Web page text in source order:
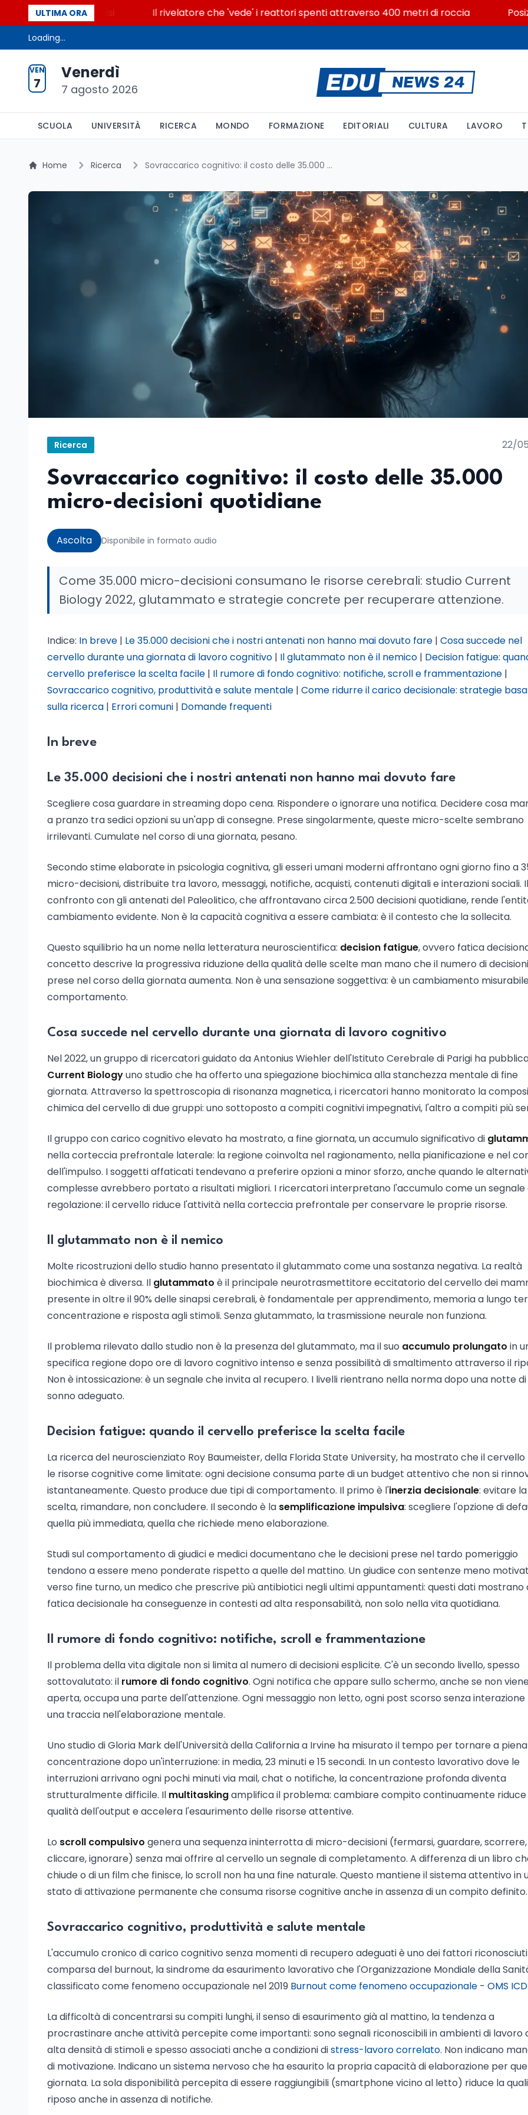
ULTIMA ORA
la glicolisi Il rivelatore che 'vede' i reattori spenti attraverso 400 metri di roccia Posizioni
Loading...
VEN
7
Venerdì
7 agosto 2026
SCUOLA UNIVERSITÀ RICERCA MONDO FORMAZIONE EDITORIALI CULTURA LAVORO
Home Ricerca Sovraccarico cognitivo: il costo delle 35.000 micro-decisioni quotidiane
Ricerca 22/
Sovraccarico cognitivo: il costo delle 35.000
micro-decisioni quotidiane
Ascolta Disponibile in formato audio
Come 35.000 micro-decisioni consumano le risorse cerebrali: studio Current
Biology 2022, glutammato e strategie concrete per recuperare attenzione.
Indice: In breve | Le 35.000 decisioni che i nostri antenati non hanno mai dovuto fare | Cosa succede nel
cervello durante una giornata di lavoro cognitivo | Il glutammato non è il nemico | Decision fatigue:
cervello preferisce la scelta facile | Il rumore di fondo cognitivo: notifiche, scroll e frammentazione |
Sovraccarico cognitivo, produttività e salute mentale | Come ridurre il carico decisionale: strategie
sulla ricerca | Errori comuni | Domande frequenti
In breve
Le 35.000 decisioni che i nostri antenati non hanno mai dovuto fare
Scegliere cosa guardare in streaming dopo cena. Rispondere o ignorare una notifica. Decidere cosa
a pranzo tra sedici opzioni su un'app di consegne. Prese singolarmente, queste micro-scelte sembrano
irrilevanti. Cumulate nel corso di una giornata, pesano.
Secondo stime elaborate in psicologia cognitiva, gli esseri umani moderni affrontano ogni giorno fino a
micro-decisioni, distribuite tra lavoro, messaggi, notifiche, acquisti, contenuti digitali e interazioni sociali. Il
confronto con gli antenati del Paleolitico, che affrontavano circa 2.500 decisioni quotidiane, rende
cambiamento evidente. Non è la capacità cognitiva a essere cambiata: è il contesto che la sollecita.
Questo squilibrio ha un nome nella letteratura neuroscientifica: decision fatigue, ovvero fatica
concetto descrive la progressiva riduzione della qualità delle scelte man mano che il numero di decisioni
prese nel corso della giornata aumenta. Non è una sensazione soggettiva: è un cambiamento
comportamento.
Cosa succede nel cervello durante una giornata di lavoro cognitivo
Nel 2022, un gruppo di ricercatori guidato da Antonius Wiehler dell'Istituto Cerebrale di Parigi ha
Current Biologyuno studio che ha offerto una spiegazione biochimica alla stanchezza mentale di fine
giornata. Attraverso la spettroscopia di risonanza magnetica, i ricercatori hanno monitorato la
chimica del cervello di due gruppi: uno sottoposto a compiti cognitivi impegnativi, l'altro a compiti più
Il gruppo con carico cognitivo elevato ha mostrato, a fine giornata, un accumulo significativo di
nella corteccia prefrontale laterale: la regione coinvolta nel ragionamento, nella pianificazione e nel
dell'impulso. I soggetti affaticati tendevano a preferire opzioni a minor sforzo, anche quando le
complesse avrebbero portato a risultati migliori. I ricercatori interpretano l'accumulo come un segnale
regolazione: il cervello riduce l'attività nella corteccia prefrontale per conservare le proprie risorse.
Il glutammato non è il nemico
Molte ricostruzioni dello studio hanno presentato il glutammato come una sostanza negativa. La realtà
biochimica è diversa. Il glutammato è il principale neurotrasmettitore eccitatorio del cervello dei
presente in oltre il 90% delle sinapsi cerebrali, è fondamentale per apprendimento, memoria a lungo
concentrazione e risposta agli stimoli. Senza glutammato, la trasmissione neurale non funziona.
Il problema rilevato dallo studio non è la presenza del glutammato, ma il suo accumulo prolungato in
specifica regione dopo ore di lavoro cognitivo intenso e senza possibilità di smaltimento attraverso il
Non è intossicazione: è un segnale che invita al recupero. I livelli rientrano nella norma dopo una notte di
sonno adeguato.
Decision fatigue: quando il cervello preferisce la scelta facile
La ricerca del neuroscienziato Roy Baumeister, della Florida State University, ha mostrato che il
le risorse cognitive come limitate: ogni decisione consuma parte di un budget attentivo che non si
istantaneamente. Questo produce due tipi di comportamento. Il primo è l'inerzia decisionale: evitare la
scelta, rimandare, non concludere. Il secondo è la semplificazione impulsiva: scegliere l'opzione di
quella più immediata, quella che richiede meno elaborazione.
Studi sul comportamento di giudici e medici documentano che le decisioni prese nel tardo pomeriggio
tendono a essere meno ponderate rispetto a quelle del mattino. Un giudice con sentenze meno
verso fine turno, un medico che prescrive più antibiotici negli ultimi appuntamenti: questi dati mostrano
fatica decisionale ha conseguenze in contesti ad alta responsabilità, non solo nella vita quotidiana.
Il rumore di fondo cognitivo: notifiche, scroll e frammentazione
Il problema della vita digitale non si limita al numero di decisioni esplicite. C'è un secondo livello, spesso
sottovalutato: il rumore di fondo cognitivo. Ogni notifica che appare sullo schermo, anche se non
aperta, occupa una parte dell'attenzione. Ogni messaggio non letto, ogni post scorso senza interazione
una traccia nell'elaborazione mentale.
Uno studio di Gloria Mark dell'Università della California a Irvine ha misurato il tempo per tornare a piena
concentrazione dopo un'interruzione: in media, 23 minuti e 15 secondi. In un contesto lavorativo dove le
interruzioni arrivano ogni pochi minuti via mail, chat o notifiche, la concentrazione profonda diventa
strutturalmente difficile. Il multitaskingamplifica il problema: cambiare compito continuamente riduce
qualità dell'output e accelera l'esaurimento delle risorse attentive.
Lo scroll compulsivo genera una sequenza ininterrotta di micro-decisioni (fermarsi, guardare, scorrere,
cliccare, ignorare) senza mai offrire al cervello un segnale di completamento. A differenza di un libro
chiude o di un film che finisce, lo scroll non ha una fine naturale. Questo mantiene il sistema attentivo in
stato di attivazione permanente che consuma risorse cognitive anche in assenza di un compito definito.
Sovraccarico cognitivo, produttività e salute mentale
L'accumulo cronico di carico cognitivo senza momenti di recupero adeguati è uno dei fattori
comparsa del burnout, la sindrome da esaurimento lavorativo che l'Organizzazione Mondiale della
classificato come fenomeno occupazionale nel 2019 Burnout come fenomeno occupazionale - OMS
La difficoltà di concentrarsi su compiti lunghi, il senso di esaurimento già al mattino, la tendenza a
procrastinare anche attività percepite come importanti: sono segnali riconoscibili in ambienti di lavoro
alta densità di stimoli e spesso associati anche a condizioni distress-lavoro correlato. Non indicano
di motivazione. Indicano un sistema nervoso che ha esaurito la propria capacità di elaborazione per
giornata. La sola disponibilità percepita di essere raggiungibili (smartphone vicino al letto) riduce la
riposo anche in assenza di notifiche.